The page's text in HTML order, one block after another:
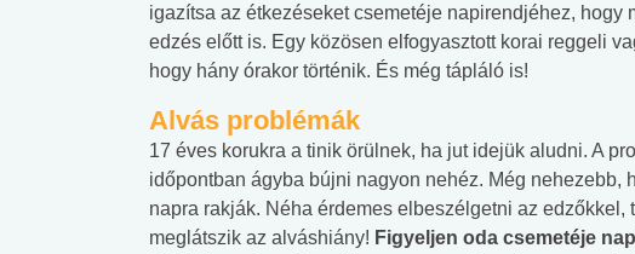
igazítsa az étkezéseket csemetéje napirendjéhez, hogy
edzés előtt is. Egy közösen elfogyasztott korai reggeli
hogy hány órakor történik. És még tápláló is!
Alvás problémák
17 éves korukra a tinik örülnek, ha jut idejük aludni. A
időpontban ágyba bújni nagyon nehéz. Még nehezebb,
napra rakják. Néha érdemes elbeszélgetni az
meglátszik az alváshiány! Figyeljen oda csemetéje